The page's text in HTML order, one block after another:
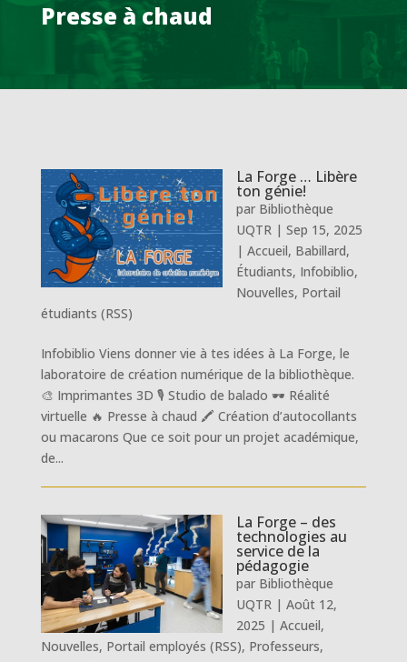
Presse à chaud
La Forge … Libère
ton génie!
par Bibliothèque
UQTR| Sep 15, 2025
| Accueil, Babillard,
Étudiants, Infobiblio,
Nouvelles, Portail
étudiants (RSS)
Infobiblio Viens donner vie à tes idées à La Forge, le
laboratoire de création numérique de la bibliothèque.
🎨 Imprimantes 3D 🎙 Studio de balado 🕶 Réalité
virtuelle 🔥 Presse à chaud 🖍️ Création d’autocollants
ou macarons Que ce soit pour un projet académique,
de...
La Forge – des
technologies au
service de la
pédagogie
par Bibliothèque
UQTR| Août 12,
2025 | Accueil,
Nouvelles, Portail employés (RSS), Professeurs,